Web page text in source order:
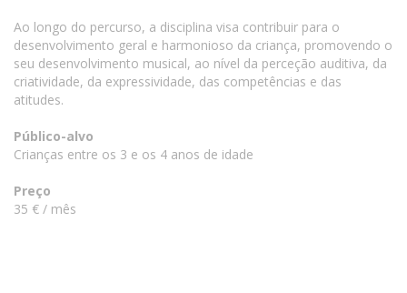
Ao longo do percurso, a disciplina visa contribuir para o
desenvolvimento geral e harmonioso da criança, promovendo o
seu desenvolvimento musical, ao nível da perceção auditiva, da
criatividade, da expressividade, das competências e das
atitudes.
Público-alvo
Crianças entre os 3 e os 4 anos de idade
Preço
35 € / mês